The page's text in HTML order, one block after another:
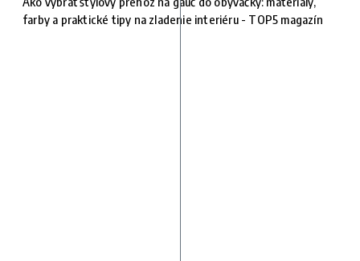
farby a praktické tipy na zladenie interiéru - TOP5 magazín